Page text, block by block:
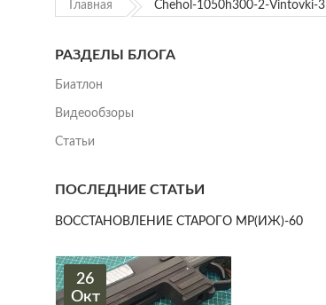
Главная Chehol-1050h300-2-Vintovki-3
РАЗДЕЛЫ БЛОГА
Биатлон
Видеообзоры
Статьи
ПОСЛЕДНИЕ СТАТЬИ
ВОССТАНОВЛЕНИЕ СТАРОГО МР(ИЖ)-60
26
Окт